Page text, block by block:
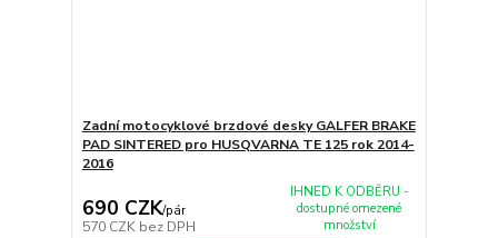
Zadní motocyklové brzdové desky GALFER BRAKE
PAD SINTERED pro HUSQVARNA TE 125 rok 2014-
2016
690 CZK/pár
570 CZK bez DPH
IHNED K ODBĚRU -
dostupné omezené
množství